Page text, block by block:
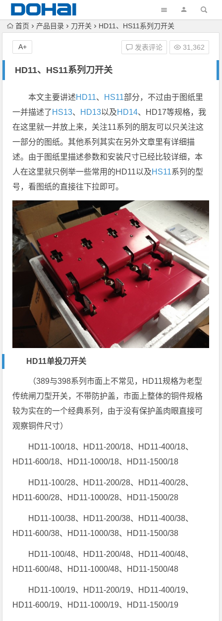
首页 产品目录 刀开关 H​D​1​1、HS11​系​列​刀开​关
H​D​1​1、HS11​系​列​刀开​关
发表评论 31,362
A+
本文主要讲述HD11、 HS11部分，不过由于图纸里
一并描述了 HS13、 HD13以及HD14、HD17等规格，我
在这里就一并放上来，关注11系列的朋友可以只关注这
一部分的图纸。其他系列其实在另外文章里有详细描
述。由于图纸里描述参数和安装尺寸已经比较详细，本
人在这里就只例举一些常用的HD11以及HS11系列的型
号，看图纸的直接往下拉即可。
HD11单投刀开关
（389与398系列市面上不常见，HD11规格为老型
传统闸刀型开关，不带防护盖，市面上整体的铜件规格
较为实在的一个经典系列，由于没有保护盖肉眼直接可
观察铜件尺寸）
HD11-100/18、HD11-200/18、HD11-400/18、
HD11-600/18、HD11-1000/18、HD11-1500/18
HD11-100/28、HD11-200/28、HD11-400/28、
HD11-600/28、HD11-1000/28、HD11-1500/28
HD11-100/38、HD11-200/38、HD11-400/38、
HD11-600/38、HD11-1000/38、HD11-1500/38
HD11-100/48、HD11-200/48、HD11-400/48、
HD11-600/48、HD11-1000/48、HD11-1500/48
HD11-100/19、HD11-200/19、HD11-400/19、
HD11-600/19、HD11-1000/19、HD11-1500/19